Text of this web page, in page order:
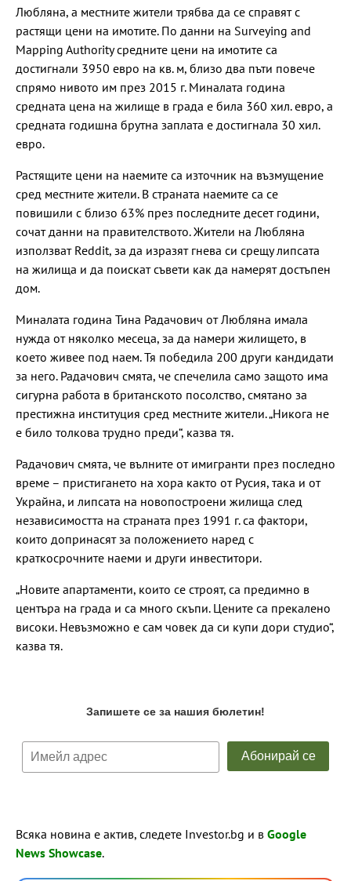
Любляна, а местните жители трябва да се справят с
растящи цени на имотите. По данни на Surveying and
Mapping Authority средните цени на имотите са
достигнали 3950 евро на кв. м, близо два пъти повече
спрямо нивото им през 2015 г. Миналата година
средната цена на жилище в града е била 360 хил. евро, а
средната годишна брутна заплата е достигнала 30 хил.
евро.
Растящите цени на наемите са източник на възмущение
сред местните жители. В страната наемите са се
повишили с близо 63% през последните десет години,
сочат данни на правителството. Жители на Любляна
използват Reddit, за да изразят гнева си срещу липсата
на жилища и да поискат съвети как да намерят достъпен
дом.
Миналата година Тина Радачович от Любляна имала
нужда от няколко месеца, за да намери жилището, в
което живее под наем. Тя победила 200 други кандидати
за него. Радачович смята, че спечелила само защото има
сигурна работа в британското посолство, смятано за
престижна институция сред местните жители. „Никога не
е било толкова трудно преди“, казва тя.
Радачович смята, че вълните от имигранти през последно
време – пристигането на хора както от Русия, така и от
Украйна, и липсата на новопостроени жилища след
независимостта на страната през 1991 г. са фактори,
които допринасят за положението наред с
краткосрочните наеми и други инвеститори.
„Новите апартаменти, които се строят, са предимно в
центъра на града и са много скъпи. Цените са прекалено
високи. Невъзможно е сам човек да си купи дори студио“,
казва тя.
Всяка новина е актив, следете Investor.bg и в Google
News Showcase.